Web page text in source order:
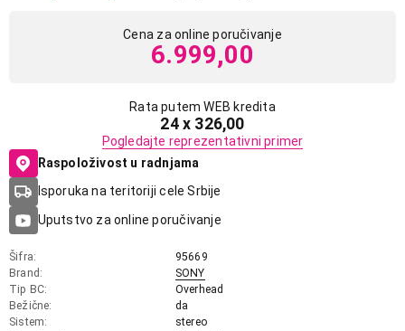
Cena za online poručivanje
6.999,00
Rata putem WEB kredita
24 x 326,00
Pogledajte reprezentativni primer
Raspoloživost u radnjama
Isporuka na teritoriji cele Srbije
Uputstvo za online poručivanje
Šifra
95669
Brand
SONY
Tip BC
Overhead
Bežične
da
Sistem
stereo